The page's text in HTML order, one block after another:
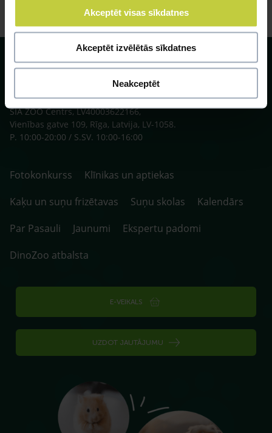
Akceptēt visas sīkdatnes
Akceptēt izvēlētās sīkdatnes
Neakceptēt
SIA ZOO Centrs, LV40003622166,
Vienības gatve 109, Rīga, Latvija, LV-1058.
P. 10:00-20:00 / S.SV. 10:00-16:00
Fotokonkurss
Klīnikas un aptiekas
Kaķu un suņu frizētavas
Suņu skolas
Kalendārs
Par Pasauli
Jaunumi
Ekspertu padomi
DinoZoo atbalsta
E-VEIKALS
UZDOT JAUTĀJUMU